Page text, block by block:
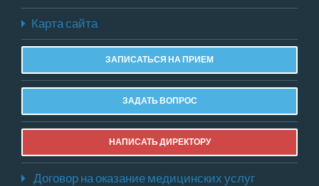
Карта сайта
ЗАПИСАТЬСЯ НА ПРИЕМ
ЗАДАТЬ ВОПРОС
НАПИСАТЬ ДИРЕКТОРУ
Договор на оказание медицинских услуг